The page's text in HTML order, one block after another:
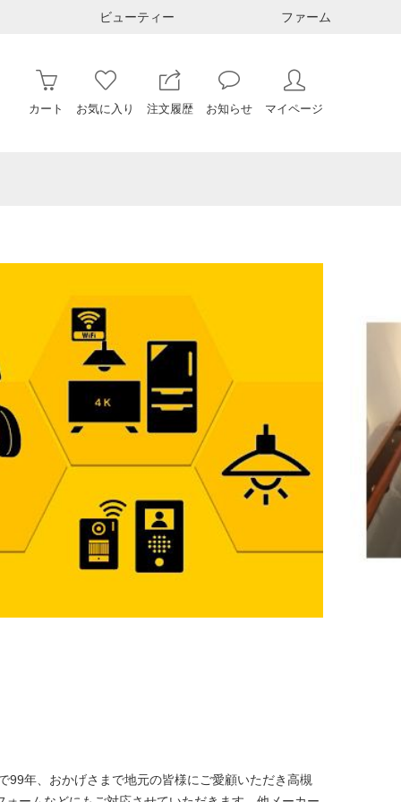
ビューティー ファーム
カート お気に入り 注文履歴 お知らせ マイページ
年、おかげさまで地元の皆様にご愛顧いただき高槻